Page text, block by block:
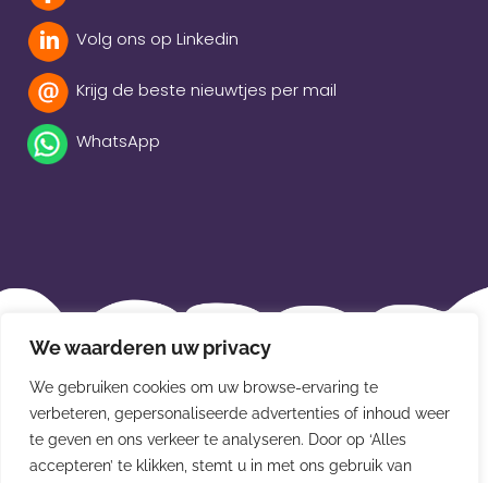
We waarderen uw privacy
We gebruiken cookies om uw browse-ervaring te
verbeteren, gepersonaliseerde advertenties of inhoud weer
te geven en ons verkeer te analyseren. Door op ‘Alles
accepteren’ te klikken, stemt u in met ons gebruik van
Volg ons op Linkedin
Krijg de beste nieuwtjes per mail
WhatsApp
Beleidsverklaring
Privacybeleid
Disclaimer
Leveringsvoorwaarden